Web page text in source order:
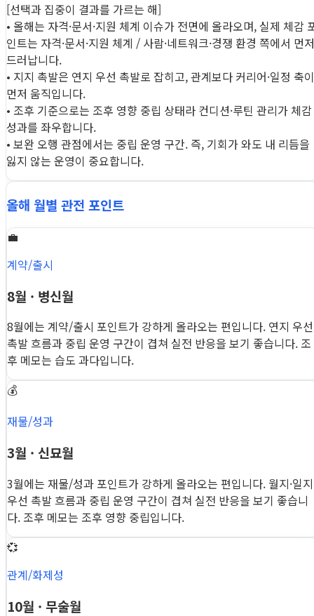
[선택과 집중이 결과를 가르는 해]
• 올해는 자격·문서·지원 체계 이슈가 전면에 올라오며, 실제 체감
인트는 자격·문서·지원 체계 / 사람·네트워크·경쟁 환경 쪽에서 먼저
드러납니다.
• 지지 촉발은 연지 우선 촉발로 잡히고, 관계보다 커리어·일정 축이
먼저 움직입니다.
• 조후 기준으로는 조후 영향 중립 상태라 컨디션·루틴 관리가 체감
성과를 좌우합니다.
• 보완 오행 관점에서는 중립 운영 구간. 즉, 기회가 와도 내 리듬을
잃지 않는 운영이 중요합니다.
올해 월별 관전 포인트
💼
계약/출시
8월 · 병신월
8월에는 계약/출시 포인트가 강하게 올라오는 편입니다. 연지 우선
촉발 흐름과 중립 운영 구간이 겹쳐 실전 반응을 보기 좋습니다. 조
후 메모는 습도 과다입니다.
💰
재물/성과
3월 · 신묘월
3월에는 재물/성과 포인트가 강하게 올라오는 편입니다. 월지·일지
우선 촉발 흐름과 중립 운영 구간이 겹쳐 실전 반응을 보기 좋습니
다. 조후 메모는 조후 영향 중립입니다.
💞
관계/화제성
10월 · 무술월